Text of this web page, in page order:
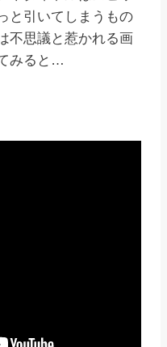
と引いてしまうもの
不思議と惹かれる画
みると…